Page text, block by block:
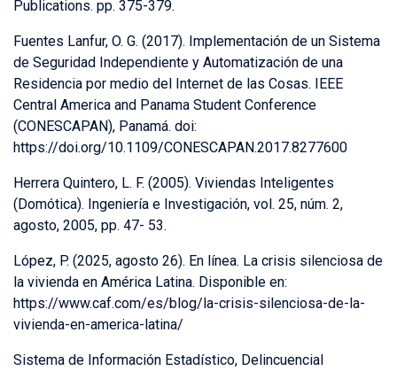
Publications. pp. 375-379.
Fuentes Lanfur, O. G. (2017). Implementación de un Sistema
de Seguridad Independiente y Automatización de una
Residencia por medio del Internet de las Cosas. IEEE
Central America and Panama Student Conference
(CONESCAPAN), Panamá. doi:
https://doi.org/10.1109/CONESCAPAN.2017.8277600
Herrera Quintero, L. F. (2005). Viviendas Inteligentes
(Domótica). Ingeniería e Investigación, vol. 25, núm. 2,
agosto, 2005, pp. 47- 53.
López, P. (2025, agosto 26). En línea. La crisis silenciosa de
la vivienda en América Latina. Disponible en:
https://www.caf.com/es/blog/la-crisis-silenciosa-de-la-
vivienda-en-america-latina/
Sistema de Información Estadístico, Delincuencial